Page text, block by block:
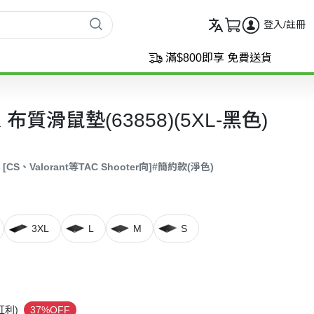
登入/註冊
滿$800即享 免費送貨
質滑鼠墊(63858)(5XL-黑色)
[CS、Valorant等TAC Shooter向]#簡約款(淨色)
3XL L M S
利) 37%OFF